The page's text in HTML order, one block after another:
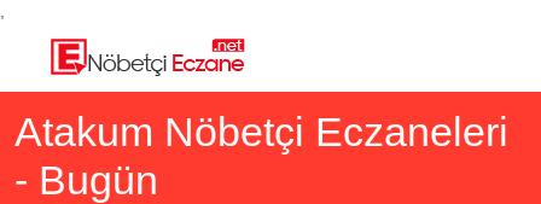
Atakum Nöbetçi Eczaneleri
- Bugün